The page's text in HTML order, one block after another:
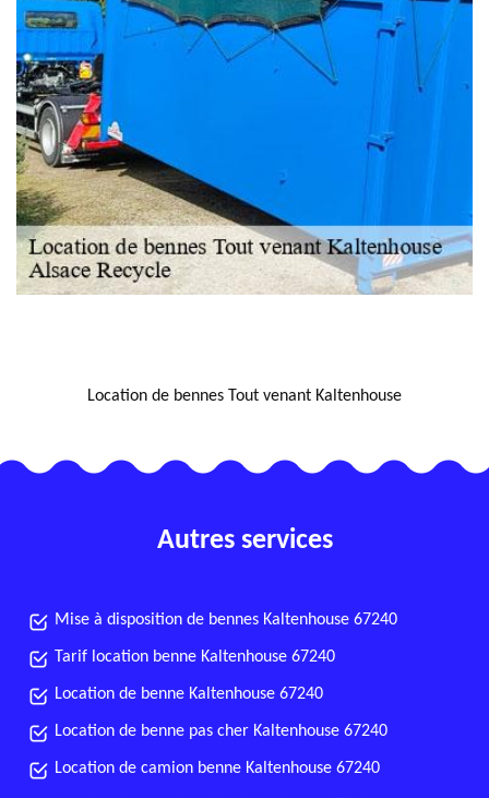
Location de bennes Tout venant Kaltenhouse
Autres services
Mise à disposition de bennes Kaltenhouse 67240
Tarif location benne Kaltenhouse 67240
Location de benne Kaltenhouse 67240
Location de benne pas cher Kaltenhouse 67240
Location de camion benne Kaltenhouse 67240